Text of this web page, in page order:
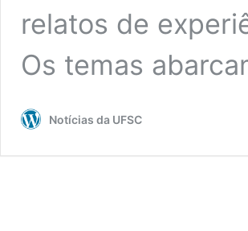
relatos de
Os temas
Notícias da UFSC